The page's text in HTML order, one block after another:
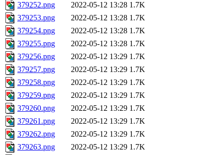
379252.png
2022-05-12 13:28 1.7K
379253.png
2022-05-12 13:28 1.7K
379254.png
2022-05-12 13:28 1.7K
379255.png
2022-05-12 13:28 1.7K
379256.png
2022-05-12 13:29 1.7K
379257.png
2022-05-12 13:29 1.7K
379258.png
2022-05-12 13:29 1.7K
379259.png
2022-05-12 13:29 1.7K
379260.png
2022-05-12 13:29 1.7K
379261.png
2022-05-12 13:29 1.7K
379262.png
2022-05-12 13:29 1.7K
379263.png
2022-05-12 13:29 1.7K